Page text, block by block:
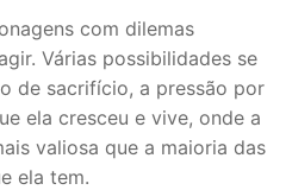
com dilemas
Várias possibilidades se
de sacrifício, a pressão por
ela cresceu e vive, onde a
valiosa que a maioria das
ela tem.